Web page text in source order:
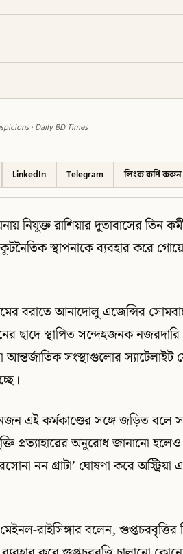
· Daily BD Times
LinkedIn Telegram লিংক কপি করুন
নিযুক্ত রাশিয়ার দূতাবাসের তিন
স্থাপনাকে ব্যবহার করে
বরাতে আনাদোলু এজেন্সির
ছাদে স্থাপিত সন্দেহজনক নজরদারি
সংস্থাগুলোর
এই কর্মকাণ্ডের সঙ্গে জড়িত বলে
প্রত্যাহারের অনুরোধ জানানো
নন গ্রাটা’ ঘোষণা করে
মেইনল-রাইসিঙ্গার বলেন,